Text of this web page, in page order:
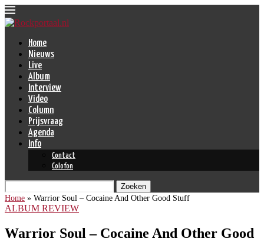
Home
Nieuws
Live
Album
Interview
Video
Column
Prijsvraag
Agenda
Info
Contact
Colofon
Zoeken
Home » Warrior Soul – Cocaine And Other Good Stuff
ALBUM REVIEW
Warrior Soul – Cocaine And Other Good